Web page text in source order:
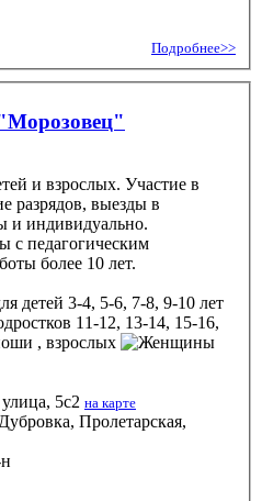
Подробнее>>
и взрослых. Участие в
разрядов, выезды в
и индивидуально.
с педагогическим
более 10 лет.
детей 3-4, 5-6, 7-8, 9-10 лет
11-12, 13-14, 15-16,
, взрослых
5с2 на карте
Пролетарская,